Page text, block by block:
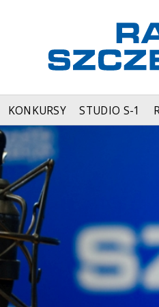
KONKURSY STUDIO S-1